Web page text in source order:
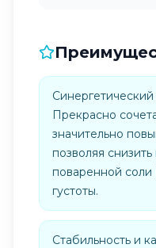
Прекрасно
значительно
позволяя
поваренной соли
густоты.
Стабильность и